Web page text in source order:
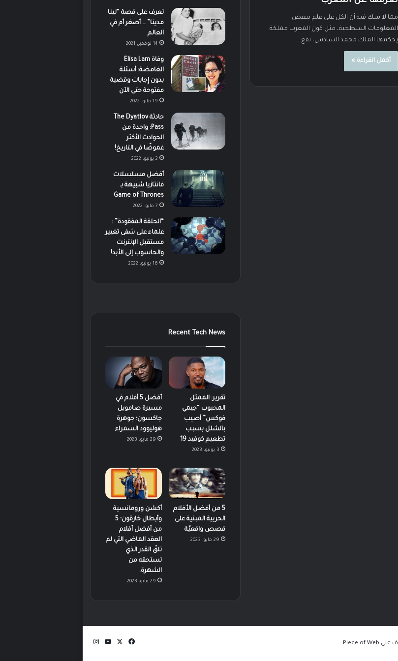
مما لا شك فيه أن الكل على علم ببعض
المعلومات السطحية، مثل كون المغرب مملكة
يحكمها الملك محمد السادس، تقع…
أكمل القراءة »
تعرف على قصة “لينا
مدينا” … أصغر أم في
العالم
14 نوفمبر، 2021
وفاة Elisa Lam
الغامضة: أسئلة
بدون إجابات وقضية
مفتوحة حتى الآن
19 مايو، 2022
حادثة The Dyatlov
Pass: واحدة من
الحوادث الأكثر
غموضًا في التاريخ!
2 يونيو، 2022
أفضل مسلسلات
فانتازيا شبيهة بـ
Game of Thrones
7 مايو، 2022
“الحلقة المفقودة” :
علماء على شفى تغيير
مستقبل الإنترنت
والحاسوب إلى الأبد!
16 يوليو، 2022
Recent Tech News
تقرير: الممثل
المحبوب “جيمي
فوكس” أصيب
بالشلل بسبب
تطعيم كوفيد 19
3 يونيو، 2023
أفضل 5 أفلام في
مسيرة صامويل
جاكسون؛ جوهرة
هوليوود السمراء
29 مايو، 2023
5 من أفضل الأفلام
الحربية المبنية على
قصص واقعيّة
29 مايو، 2023
أكشن ورومانسية
وأبطال خارقون؛ 5
من أفضل أفلام
العقد الماضي التي لم
تلقَ القدر الذي
تستحقه من
الشهرة.
29 مايو، 2023
Piece of Web فيسبوك ‫YouTube